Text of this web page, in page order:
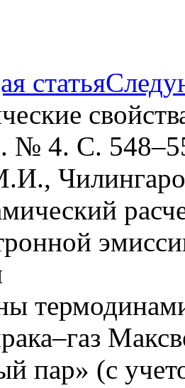
статья
№ 4. С.
пар» (с